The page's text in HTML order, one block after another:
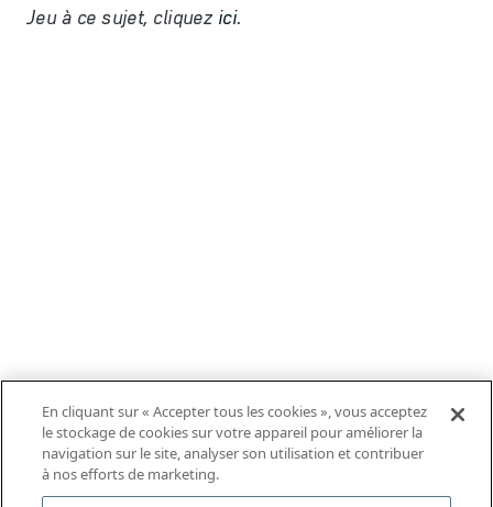
Jeuà ce sujet, cliquez ici.
En cliquant sur « Accepter tous les cookies », vous acceptez
le stockage de cookies sur votre appareil pour améliorer la
navigation sur le site, analyser son utilisation et contribuer
à nos efforts de marketing.